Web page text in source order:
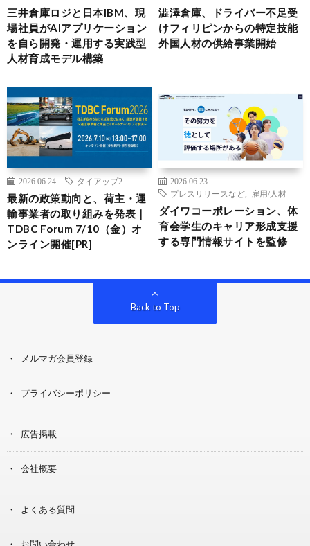
三井倉庫ロジと日本IBM、現
場社員がAIアプリケーション
を自ら開発・運用する実践型
人材育成モデル構築
澁澤倉庫、ドライバー不足受
けフィリピンからの特定技能
外国人材の供給事業開始
2026.06.24 タイアップ2
最新の政策動向と、荷主・運
輸事業者の取り組みを発表｜
TDBC Forum 7/10（金）オ
ンライン開催[PR]
2026.06.23
プレスリリースなど
雇用/人材
ダイワコーポレーション、体
育会学生のキャリア形成支援
する専門情報サイトを監修
Back to Top
メルマガ会員登録
プライバシーポリシー
広告掲載
会社概要
よくある質問